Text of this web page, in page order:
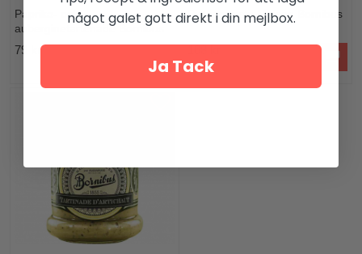
Paprika- och
auberginetartenade Bornibus
79 kr
Pistagepesto Maison Bornibus
något galet gott direkt i din mejlbox.
Ja Tack